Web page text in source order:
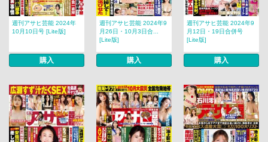
週刊アサヒ芸能 2024年
10月10日号 [Lite版]
購入
週刊アサヒ芸能 2024年9
月26日・10月3日合...
[Lite版]
購入
週刊アサヒ芸能 2024年9
月12日・19日合併号
[Lite版]
購入